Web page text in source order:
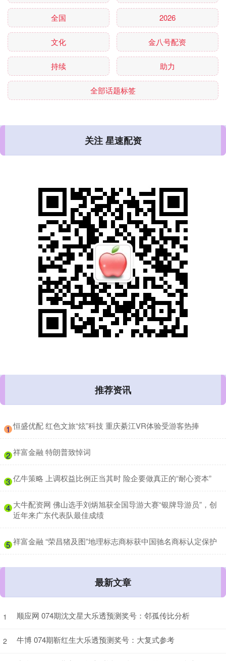
全国 2026
文化 金八号配资
持续 助力
全部话题标签
关注 星速配资
推荐资讯
1 ​恒盛优配 红色文旅“炫”科技 重庆綦江VR体验受游客热捧
2 ​祥富金融 特朗普致悼词
3 ​亿牛策略 上调权益比例正当其时 险企要做真正的“耐心资本”
4 ​大牛配资网 佛山选手刘炳旭获全国导游大赛“银牌导游员”，创
近年来广东代表队最佳成绩
5 ​祥富金融 “荣昌猪及图”地理标志商标获中国驰名商标认定保护
最新文章
1 顺应网 074期沈文星大乐透预测奖号：邻孤传比分析
2 牛博 074期靳红生大乐透预测奖号：大复式参考